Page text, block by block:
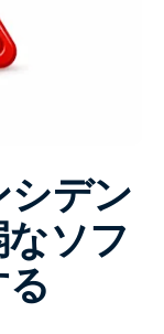
デン
ソフ